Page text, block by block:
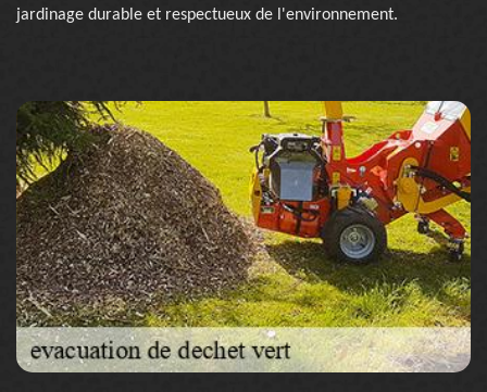
jardinage durable et respectueux de l'environnement.